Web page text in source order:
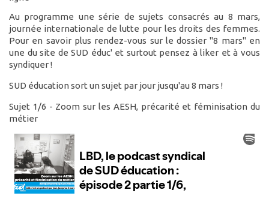
Au programme une série de sujets consacrés au 8 mars,
journée internationale de lutte pour les droits des femmes.
Pour en savoir plus rendez-vous sur le dossier "8 mars" en
une du site de SUD éduc' et surtout pensez à liker et à vous
syndiquer !
SUD éducation sort un sujet par jour jusqu'au 8 mars !
Sujet 1/6 - Zoom sur les AESH, précarité et féminisation du
métier